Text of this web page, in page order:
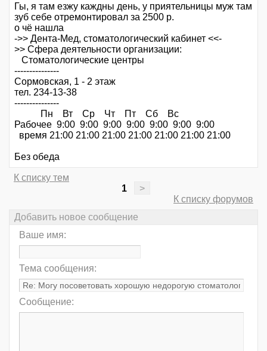
Гы, я там езжу каждны день, у приятельницы муж там
зуб себе отремонтировал за 2500 р.
о чё нашла
->> Дента-Мед, стоматологический кабинет <<-
>> Сфера деятельности организации:
Стоматологические центры
---------------
Сормовская, 1 - 2 этаж
тел. 234-13-38
---------------
Пн Вт Ср Чт Пт Сб Вc
Рабочее 9:00 9:00 9:00 9:00 9:00 9:00 9:00
время 21:00 21:00 21:00 21:00 21:00 21:00 21:00
Без обеда
К списку тем
1
>
К списку форумов
Добавить новое сообщение
Ваше имя:
Тема сообщения:
Сообщение: